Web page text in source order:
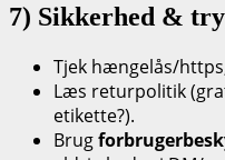
7) Sikkerhed &
Tjek hængelås/
Læs returpolitik
etikette?).
Brug